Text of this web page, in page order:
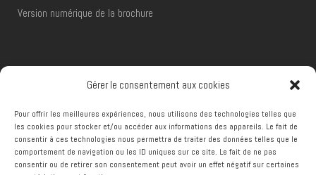
Gérer le consentement aux cookies
Pour offrir les meilleures expériences, nous utilisons des technologies telles que
les cookies pour stocker et/ou accéder aux informations des appareils. Le fait de
consentir à ces technologies nous permettra de traiter des données telles que le
comportement de navigation ou les ID uniques sur ce site. Le fait de ne pas
consentir ou de retirer son consentement peut avoir un effet négatif sur certaines
Version numérique de la brochure
Téléphone :+32 (0)65 66 48 00
Email :reservations@ccframeries.be